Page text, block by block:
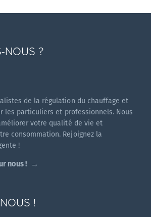
NOUS ?
de la régulation du chauffage et
les particuliers et professionnels. Nous
votre qualité de vie et
consommation. Rejoignez la
!
nous !
!